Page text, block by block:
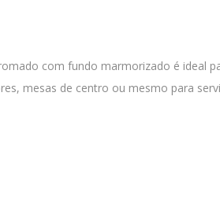
com fundo marmorizado é ideal
mesas de centro ou mesmo para